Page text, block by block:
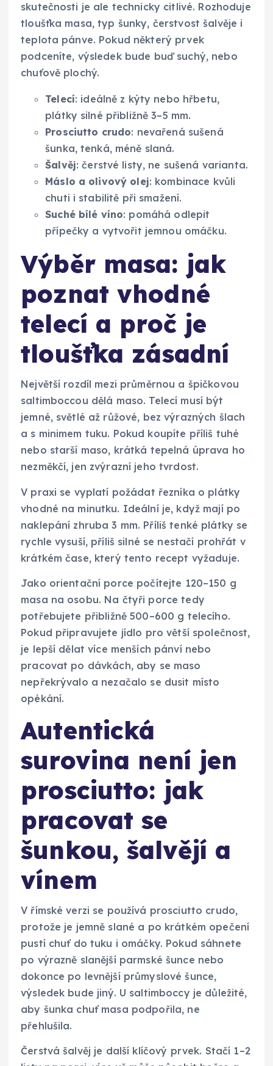
skutečnosti je ale technicky citlivé. Rozhoduje
tloušťka masa, typ šunky, čerstvost šalvěje i
teplota pánve. Pokud některý prvek
podceníte, výsledek bude buď suchý, nebo
chuťově plochý.
Telecí: ideálně z kýty nebo hřbetu,
plátky silné přibližně 3–5 mm.
Prosciutto crudo: nevařená sušená
šunka, tenká, méně slaná.
Šalvěj: čerstvé listy, ne sušená varianta.
Máslo a olivový olej: kombinace kvůli
chuti i stabilitě při smažení.
Suché bílé víno: pomáhá odlepit
přípečky a vytvořit jemnou omáčku.
Výběr masa: jak
poznat vhodné
telecí a proč je
tloušťka zásadní
Největší rozdíl mezi průměrnou a špičkovou
saltimboccou dělá maso. Telecí musí být
jemné, světlé až růžové, bez výrazných šlach
a s minimem tuku. Pokud koupíte příliš tuhé
nebo starší maso, krátká tepelná úprava ho
nezměkčí, jen zvýrazní jeho tvrdost.
V praxi se vyplatí požádat řezníka o plátky
vhodné na minutku. Ideální je, když mají po
naklepání zhruba 3 mm. Příliš tenké plátky se
rychle vysuší, příliš silné se nestačí prohřát v
krátkém čase, který tento recept vyžaduje.
Jako orientační porce počítejte 120–150 g
masa na osobu. Na čtyři porce tedy
potřebujete přibližně 500–600 g telecího.
Pokud připravujete jídlo pro větší společnost,
je lepší dělat více menších pánví nebo
pracovat po dávkách, aby se maso
nepřekrývalo a nezačalo se dusit místo
opékání.
Autentická
surovina není jen
prosciutto: jak
pracovat se
šunkou, šalvějí a
vínem
V římské verzi se používá prosciutto crudo,
protože je jemně slané a po krátkém opečení
pustí chuť do tuku i omáčky. Pokud sáhnete
po výrazně slanější parmské šunce nebo
dokonce po levnější průmyslové šunce,
výsledek bude jiný. U saltimboccy je důležité,
aby šunka chuť masa podpořila, ne
přehlušila.
Čerstvá šalvěj je další klíčový prvek. Stačí 1–2